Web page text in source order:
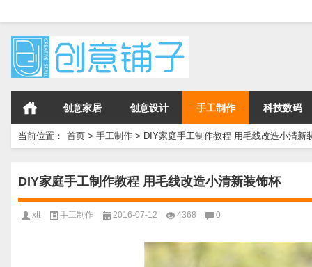
创意家居 创意设计 手工制作 科技数码
当前位置： 首页 > 手工制作 > DIY家庭手工制作教程 用毛线改造小清新
DIY家庭手工制作教程 用毛线改造小清新装饰杯
xtt 手工制作 2016-07-12 4368 0